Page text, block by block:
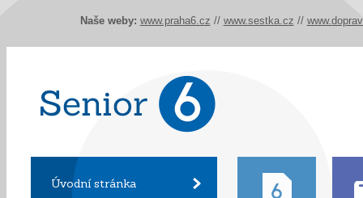
Úvodní stránka
Naše weby: www.praha6.cz // www.sestka.cz //